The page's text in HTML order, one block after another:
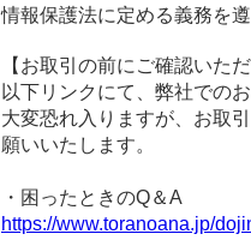
情報保護法に定める義務を
【お取引の前にご確認いた
以下リンクにて、弊社での
大変恐れ入りますが、お取
願いいたします。
・困ったときのQ＆A
https://www.toranoana.jp/